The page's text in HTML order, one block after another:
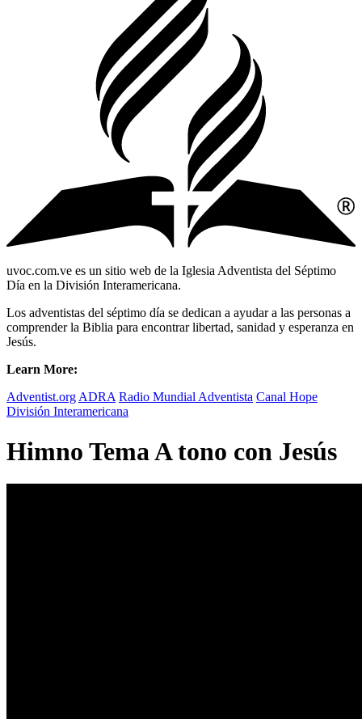
uvoc.com.ve es un sitio web de la Iglesia Adventista del Séptimo
Día en la División Interamericana.
Los adventistas del séptimo día se dedican a ayudar a las personas a
comprender la Biblia para encontrar libertad, sanidad y esperanza en
Jesús.
Learn More:
Adventist.org ADRA Radio Mundial Adventista Canal Hope
División Interamericana
Himno Tema A tono con Jesús